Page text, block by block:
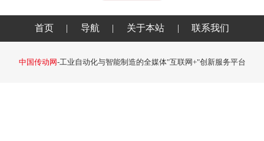
首页 | 导航 | 关于本站 | 联系我们
中国传动网-工业自动化与智能制造的全媒体"互联网+"创新服务平台